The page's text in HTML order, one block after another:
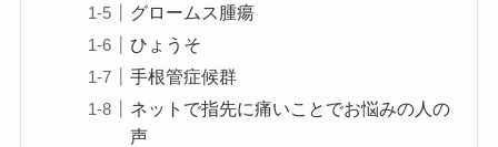
グロームス腫瘍
ひょうそ
手根管症候群
ネットで指先に痛いことでお悩みの人の
声